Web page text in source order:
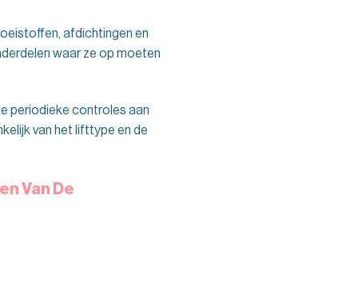
afdichtingen en
waar ze op moeten
periodieke controles aan
van het lifttype en de
Van De